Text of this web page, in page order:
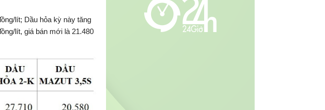
lít; Dầu hỏa kỳ này tăng
lít, giá bán mới là 21.480